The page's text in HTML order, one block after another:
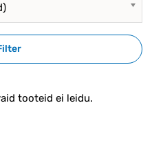
tooteid ei leidu.